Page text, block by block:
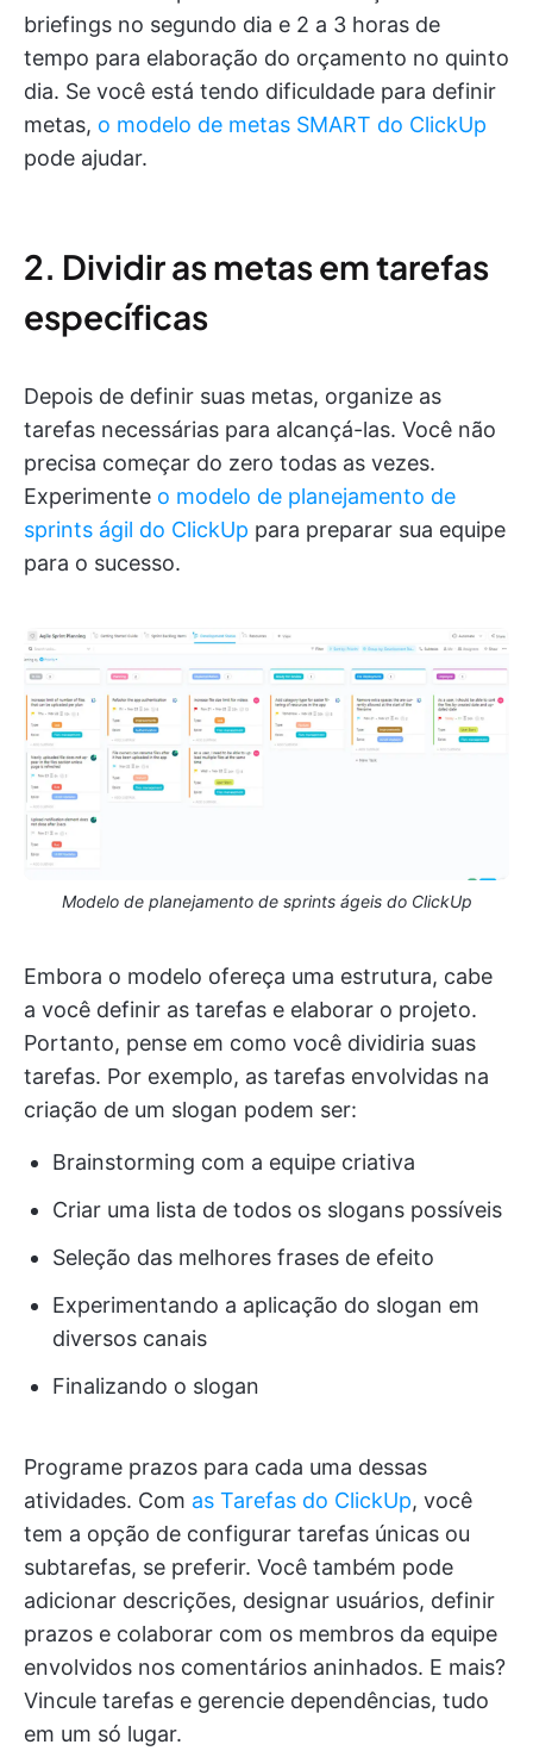
briefings no segundo dia e 2 a 3 horas de
tempo para elaboração do orçamento no quinto
dia. Se você está tendo dificuldade para definir
metas, o modelo de metas SMART do ClickUp
pode ajudar.
2. Dividir as metas em tarefas
específicas
Depois de definir suas metas, organize as
tarefas necessárias para alcançá-las. Você não
precisa começar do zero todas as vezes.
Experimente o modelo de planejamento de
sprints ágil do ClickUp para preparar sua equipe
para o sucesso.
Modelo de planejamento de sprints ágeis do ClickUp
Embora o modelo ofereça uma estrutura, cabe
a você definir as tarefas e elaborar o projeto.
Portanto, pense em como você dividiria suas
tarefas. Por exemplo, as tarefas envolvidas na
criação de um slogan podem ser:
Brainstorming com a equipe criativa
Criar uma lista de todos os slogans possíveis
Seleção das melhores frases de efeito
Experimentando a aplicação do slogan em
diversos canais
Finalizando o slogan
Programe prazos para cada uma dessas
atividades. Com as Tarefas do ClickUp, você
tem a opção de configurar tarefas únicas ou
subtarefas, se preferir. Você também pode
adicionar descrições, designar usuários, definir
prazos e colaborar com os membros da equipe
envolvidos nos comentários aninhados. E mais?
Vincule tarefas e gerencie dependências, tudo
em um só lugar.